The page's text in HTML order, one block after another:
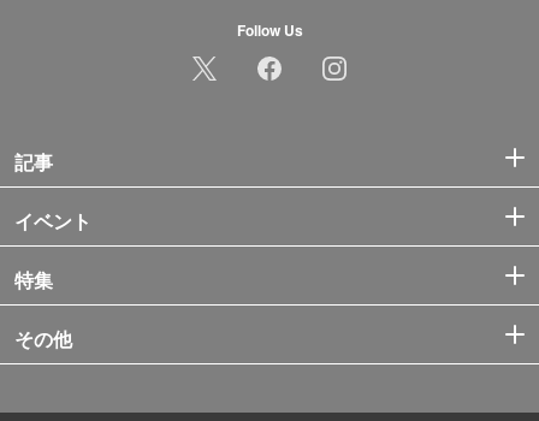
Follow Us
記事
イベント
特集
その他